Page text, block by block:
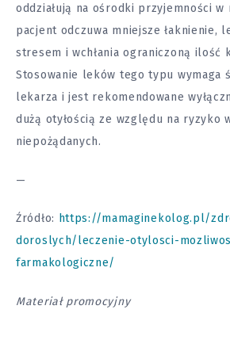
oddziałują na ośrodki przyjemności w
pacjent odczuwa mniejsze łaknienie,
stresem i wchłania ograniczoną ilość
Stosowanie leków tego typu wymaga
lekarza i jest rekomendowane
dużą otyłością ze względu na ryzyko
niepożądanych.
—
Źródło: https://mamaginekolog.pl/
doroslych/leczenie-otylosci-
farmakologiczne/
Materiał promocyjny